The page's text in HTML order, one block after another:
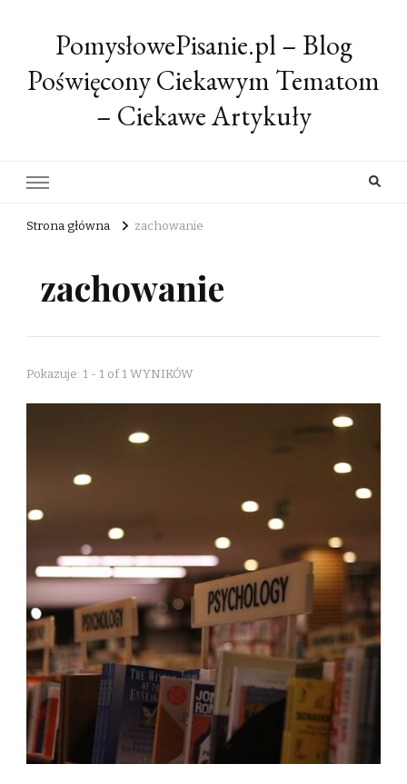
PomysłowePisanie.pl – Blog
Poświęcony Ciekawym Tematom
– Ciekawe Artykuły
Strona główna zachowanie
zachowanie
Pokazuje: 1 - 1 of 1 WYNIKÓW